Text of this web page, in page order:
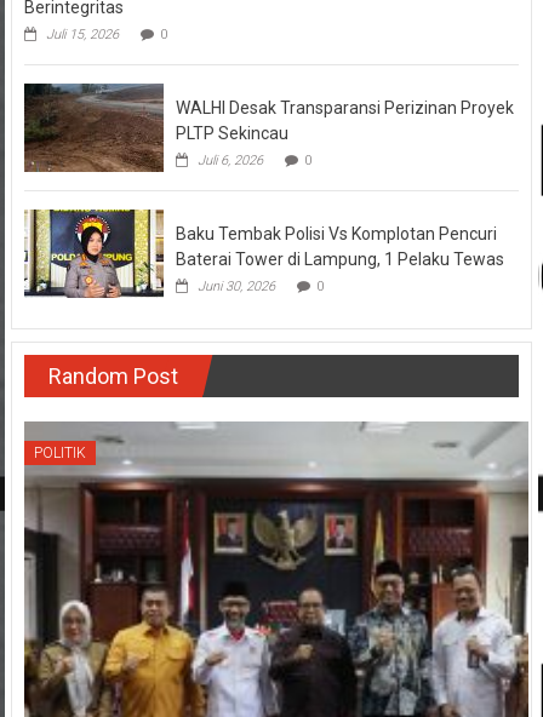
Berintegritas
Juli 15, 2026 0
WALHI Desak Transparansi Perizinan Proyek
PLTP Sekincau
Juli 6, 2026 0
Baku Tembak Polisi Vs Komplotan Pencuri
Baterai Tower di Lampung, 1 Pelaku Tewas
Juni 30, 2026 0
Random Post
POLITIK